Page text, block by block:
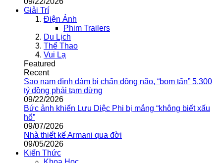
Giải Trí
Điện Ảnh
Phim Trailers
Du Lịch
Thể Thao
Vui Lạ
Featured
Recent
Sao nam đình đám bị chấn động não, “bom tấn” 5.300
tỷ đồng phải tạm dừng
09/22/2026
Bức ảnh khiến Lưu Diệc Phi bị mắng “không biết xấu
hổ”
09/07/2026
Nhà thiết kế Armani qua đời
09/05/2026
Kiến Thức